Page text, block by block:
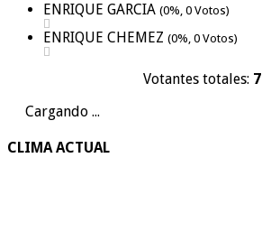
ENRIQUE GARCIA (0%, 0 Votos)
ENRIQUE CHEMEZ (0%, 0 Votos)
Votantes totales: 7
Cargando ...
CLIMA ACTUAL